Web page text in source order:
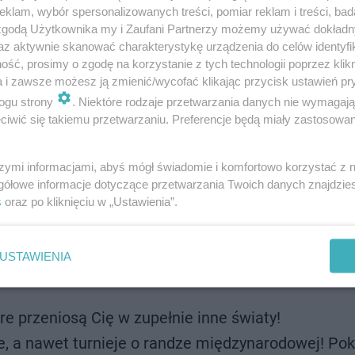
Astronautów, Kosmicznego
z grami planszowymi i EC1.
przygotowano?
Kołaczkowskiej. "Darzymy ją
w gamesroomie, w tym specjalna strefa dla
przeniosą Cię w zupełnie inne światy!
a nawet turnieje o randze międzynarodowej!
wybór spersonalizowanych treści, pomiar reklam i treści,
Użytkownika my i Zaufani Partnerzy możemy używać
aktywnie skanować charakterystykę urządzenia do celów
prosimy o zgodę na korzystanie z tych technologii poprzez
i zawsze możesz ją zmienić/wycofać klikając przycisk ustawień
strony
. Niektóre rodzaje przetwarzania danych nie
się takiemu przetwarzaniu. Preferencje będą miały
informacjami, abyś mógł świadomie i komfortowo korzystać z
informacje dotyczące przetwarzania Twoich danych
oraz po kliknięciu w „Ustawienia”.
USTAWIENIA